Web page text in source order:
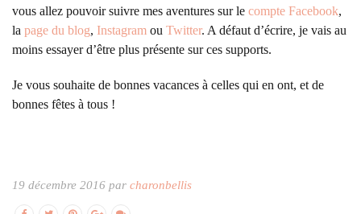
vous allez pouvoir suivre mes aventures sur le compte Facebook,
la page du blog, Instagram ou Twitter. A défaut d’écrire, je vais au
moins essayer d’être plus présente sur ces supports.
Je vous souhaite de bonnes vacances à celles qui en ont, et de
bonnes fêtes à tous !
19 décembre 2016 par charonbellis